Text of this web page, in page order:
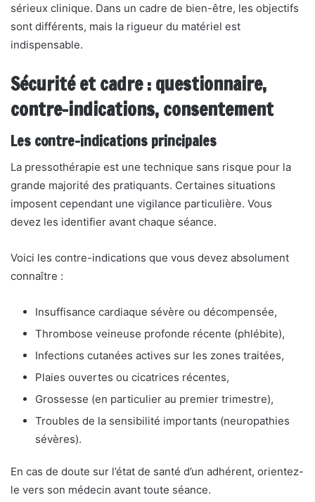
sérieux clinique. Dans un cadre de bien-être, les objectifs
sont différents, mais la rigueur du matériel est
indispensable.
Sécurité et cadre : questionnaire,
contre-indications, consentement
Les contre-indications principales
La pressothérapie est une technique sans risque pour la
grande majorité des pratiquants. Certaines situations
imposent cependant une vigilance particulière. Vous
devez les identifier avant chaque séance.
Voici les contre-indications que vous devez absolument
connaître :
Insuffisance cardiaque sévère ou décompensée,
Thrombose veineuse profonde récente (phlébite),
Infections cutanées actives sur les zones traitées,
Plaies ouvertes ou cicatrices récentes,
Grossesse (en particulier au premier trimestre),
Troubles de la sensibilité importants (neuropathies
sévères).
En cas de doute sur l’état de santé d’un adhérent, orientez-
le vers son médecin avant toute séance.